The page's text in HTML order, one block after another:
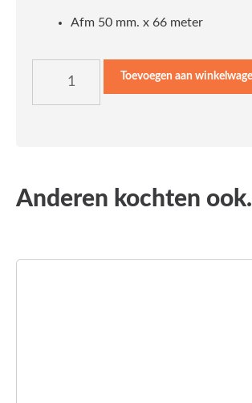
Afm 50 mm. x 66 meter
Toevoegen aan
Anderen kochten